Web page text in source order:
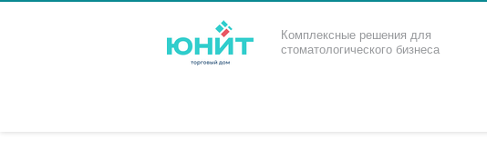
Комплексные решения для
стоматологического бизнеса